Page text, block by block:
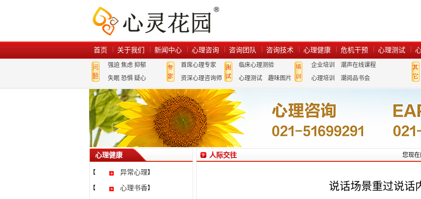
首页 关于我们 新闻中心 心理咨询 咨询团队 咨询技术 心理健康 危机干预 心理测试
强迫 焦虑 抑郁
失眠 恐惧 疑心
首席心理专家
资深心理咨询师
临床心理测验
心理测试
趣味图片
企业培训
潮声在线课程
心理培训
潮阅品书会
心理健康
【 异常心理】
【 心理书香】
您现在
人际交往
说话场景重过说话